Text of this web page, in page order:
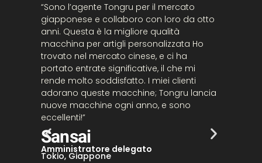
“Sono l’agente Tongru per il mercato
giapponese e collaboro con loro da otto
anni. Questa è la migliore qualità
macchina per artigli personalizzata Ho
trovato nel mercato cinese, e ci ha
portato entrate significative, il che mi
rende molto soddisfatto. I miei clienti
adorano queste macchine; Tongru lancia
nuove macchine ogni anno, e sono
eccellenti!”
Sansai
Amministratore delegato
Tokio, Giappone